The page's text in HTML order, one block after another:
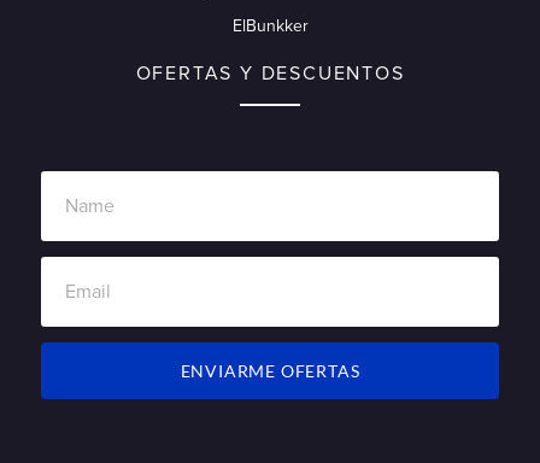
ElBunkker
OFERTAS Y DESCUENTOS
ENVIARME OFERTAS